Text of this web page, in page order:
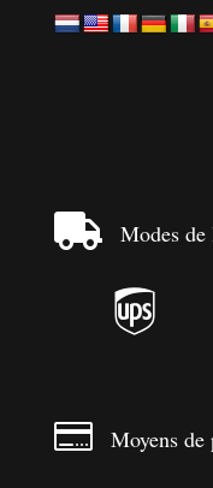
 Modes

 Moyens de